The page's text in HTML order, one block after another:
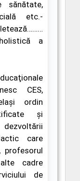
etc.-
a
CES,
ordin
şi
care
profesorul
cadre
de